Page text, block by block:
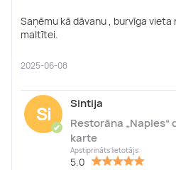
Saņēmu kā dāvanu , burvīga
maltītei.
2025-06-08
Si
✔
Sintija
Restorāna „Naples“
karte
Apstiprināts lietotājs
5.0